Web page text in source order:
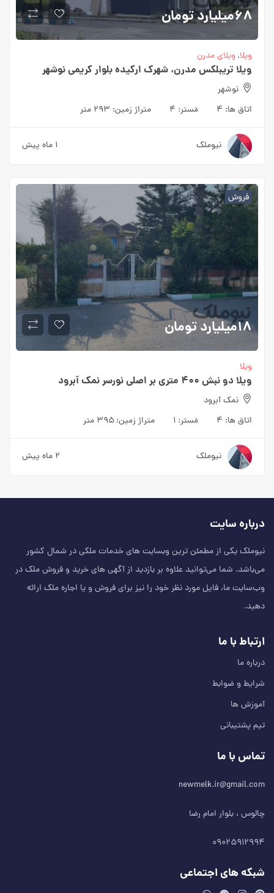
۶۸میلیارد تومان
ویلا,ویلای مدرن
ویلا تریبلکس مدرن، شهرک ارکیده بلوار کریمی نوشهر
نوشهر
اتاق ها: ۴ مَستر: ۴ متراژ زمین: ۲۹۳ متر
نیوملک ۱ ماه پیش
فروش
۱۸میلیارد تومان
ویلا
ویلا دو نبش ۴۰۰ متری بر اصلی نورسر نمک آبرود
نمک آبرود
اتاق ها: ۴ مَستر: ۱ متراژ زمین:۳۹۵ متر
نیوملک ۲ ماه پیش
درباره سایت
نیوملک یکی از مطمئن‌ ترین وبسایت های خدمات ملکی در شمال کشور
می‌باشد. شما می‌توانید علاوه بر بازدید از آگهی های خرید و فروش ملک در
وب‌سایت ما، فایل مورد نظر خود را نیز برای فروش و یا اجاره ملک ارائه
دهید.
ارتباط با ما
درباره ما
شرایط و ضوابط
آموزش ها
تیم پشتیبانی
تماس با ما
newmelk.ir@gmail.com
چالوس ، بلوار امام رضا
۰۹۰۲۵۹۱۲۹۹۴
شبکه های اجتماعی